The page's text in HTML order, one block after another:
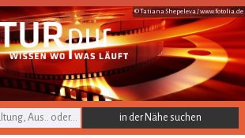
© Tatiana Shepeleva /www.fotolia.de